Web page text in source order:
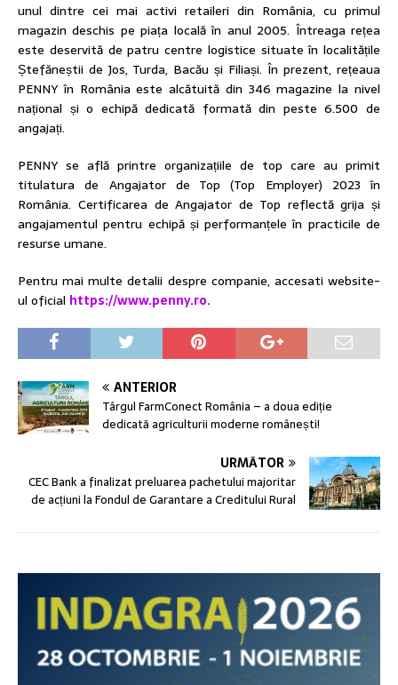
unul dintre cei mai activi retaileri din România, cu primul
magazin deschis pe piața locală în anul 2005. Întreaga rețea
este deservită de patru centre logistice situate în localitățile
Ștefăneștii de Jos, Turda, Bacău și Filiași. În prezent, rețeaua
PENNY în România este alcătuită din 346 magazine la nivel
național și o echipă dedicată formată din peste 6.500 de
angajați.
PENNY se află printre organizațiile de top care au primit
titulatura de Angajator de Top (Top Employer) 2023 în
România. Certificarea de Angajator de Top reflectă grija și
angajamentul pentru echipă și performanțele în practicile de
resurse umane.
Pentru mai multe detalii despre companie, accesati website-
ul oficial https://www.penny.ro.
ANTERIOR
Târgul FarmConect România – a doua ediție
dedicată agriculturii moderne românești!
URMĂTOR
CEC Bank a finalizat preluarea pachetului majoritar
de acțiuni la Fondul de Garantare a Creditului Rural